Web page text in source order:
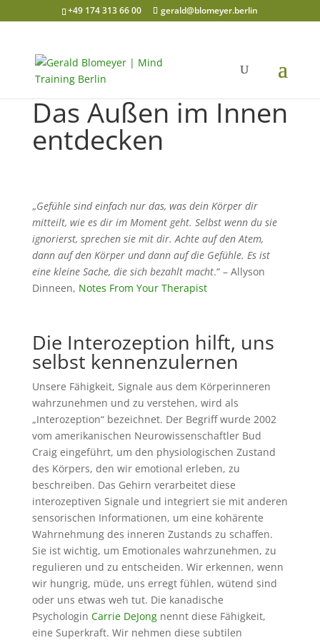
+49 174 313 66 00 gerald@blomeyer.berlin
Das Außen im Innen
entdecken
„Gefühle sind einfach nur das, was dein Körper dir
mitteilt, wie es dir im Moment geht. Selbst wenn du sie
ignorierst, sprechen sie mit dir. Achte auf den Atem,
dann auf den Körper und dann auf die Gefühle. Es ist
eine kleine Sache, die sich bezahlt macht.“ – Allyson
Dinneen, Notes From Your Therapist
Die Interozeption hilft, uns
selbst kennenzulernen
Unsere Fähigkeit, Signale aus dem Körperinneren
wahrzunehmen und zu verstehen, wird als
„Interozeption“ bezeichnet. Der Begriff wurde 2002
vom amerikanischen Neurowissenschaftler Bud
Craig eingeführt, um den physiologischen Zustand
des Körpers, den wir emotional erleben, zu
beschreiben. Das Gehirn verarbeitet diese
interozeptiven Signale und integriert sie mit anderen
sensorischen Informationen, um eine kohärente
Wahrnehmung des inneren Zustands zu schaffen.
Sie ist wichtig, um Emotionales wahrzunehmen, zu
regulieren und zu entscheiden. Wir erkennen, wenn
wir hungrig, müde, uns erregt fühlen, wütend sind
oder uns etwas weh tut. Die kanadische
Psychologin Carrie DeJongnennt diese Fähigkeit,
eine Superkraft. Wir nehmen diese subtilen